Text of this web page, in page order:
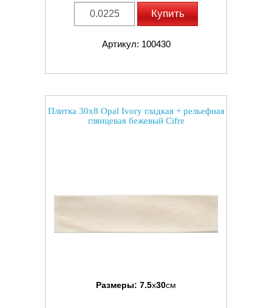
Купить
Артикул: 100430
Плитка 30x8 Opal Ivory гладкая + рельефная
глянцевая бежевый Cifre
Размеры: 7.5x30см